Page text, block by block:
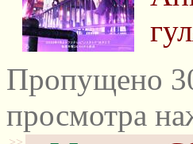
Пропущено
просмотра